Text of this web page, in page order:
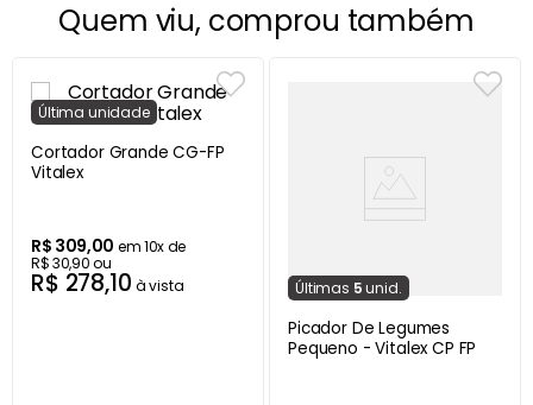
Quem viu, comprou também
Última unidade
Cortador Grande CG-FP
Vitalex
R$ 309,00 em10x de
R$30,90ou
R$ 278,10 à vista Últimas 5 unid.
Picador De Legumes
Pequeno - Vitalex CP FP